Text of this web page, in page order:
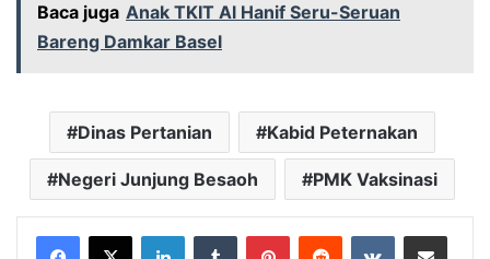
Baca juga Anak TKIT Al Hanif Seru-Seruan
Bareng Damkar Basel
Dinas Pertanian Kabid Peternakan
Negeri Junjung Besaoh PMK Vaksinasi
LinkedInTumblr PinterestReddit VKontakteShare via Email